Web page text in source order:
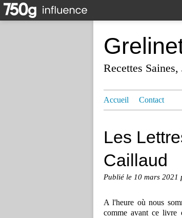
Recettes
Accueil Contact
Les
Caillaud
Publié le 10 mars 2021
A l'heure où nous
comme avant ce livre